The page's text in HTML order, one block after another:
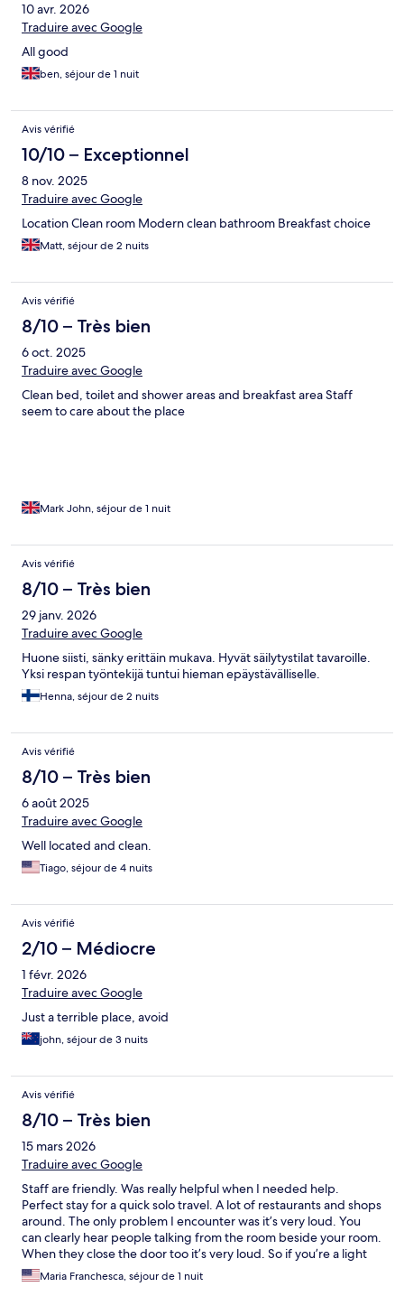
10 avr. 2026
Traduire avec Google
All good
ben, séjour de 1 nuit
Avis vérifié
10/10 – Exceptionnel
8 nov. 2025
Traduire avec Google
Location Clean room Modern clean bathroom Breakfast choice
Matt, séjour de 2 nuits
Avis vérifié
8/10 – Très bien
6 oct. 2025
Traduire avec Google
Clean bed, toilet and shower areas and breakfast area Staff
seem to care about the place
Mark John, séjour de 1 nuit
Avis vérifié
8/10 – Très bien
29 janv. 2026
Traduire avec Google
Huone siisti, sänky erittäin mukava. Hyvät säilytystilat tavaroille.
Yksi respan työntekijä tuntui hieman epäystävälliselle.
Henna, séjour de 2 nuits
Avis vérifié
8/10 – Très bien
6 août 2025
Traduire avec Google
Well located and clean.
Tiago, séjour de 4 nuits
Avis vérifié
2/10 – Médiocre
1 févr. 2026
Traduire avec Google
Just a terrible place, avoid
john, séjour de 3 nuits
Avis vérifié
8/10 – Très bien
15 mars 2026
Traduire avec Google
Staff are friendly. Was really helpful when I needed help.
Perfect stay for a quick solo travel. A lot of restaurants and shops
around. The only problem I encounter was it’s very loud. You
can clearly hear people talking from the room beside your room.
When they close the door too it’s very loud. So if you’re a light
sleeper you’ll have a problem with staying here. But all in all it
was a great stay.
Maria Franchesca, séjour de 1 nuit